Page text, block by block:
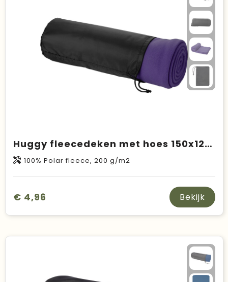
Huggy fleecedeken met hoes 150x120 cm
100% Polar fleece, 200 g/m2
€ 4,96 Bekijk